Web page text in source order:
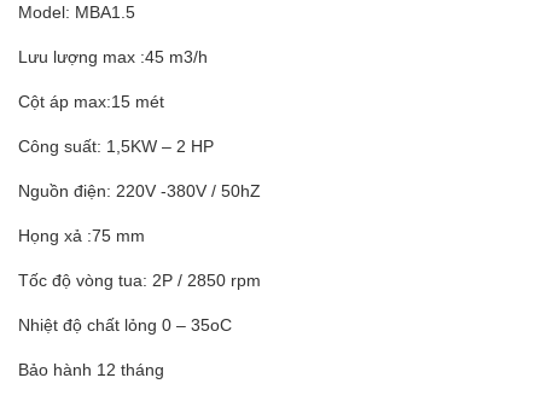
Model: MBA1.5
Lưu lượng max :45 m3/h
Cột áp max:15 mét
Công suất: 1,5KW – 2 HP
Nguồn điện: 220V -380V / 50hZ
Họng xả :75 mm
Tốc độ vòng tua: 2P / 2850 rpm
Nhiệt độ chất lỏng 0 – 35oC
Bảo hành 12 tháng